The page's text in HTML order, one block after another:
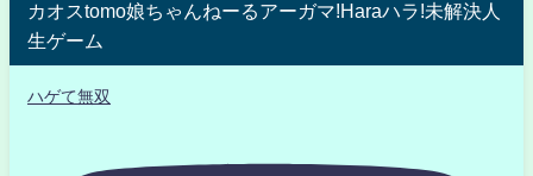
カオスtomo娘ちゃんねーるアーガマ!Haraハラ!未解決人
生ゲーム
ハゲて無双